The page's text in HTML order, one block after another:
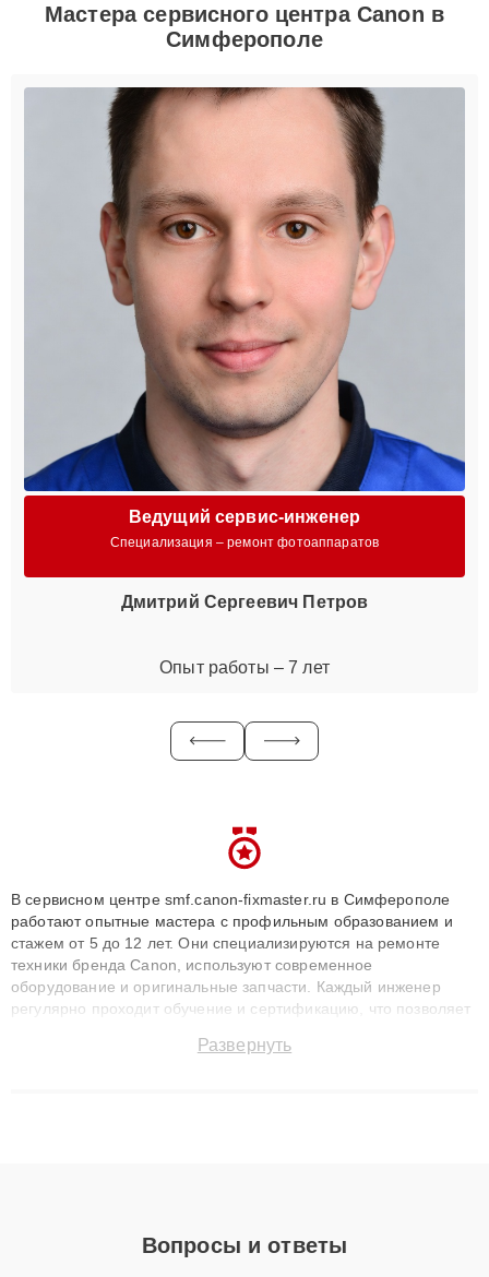
Мастера сервисного центра Canon в
Симферополе
Ведущий сервис-инженер
Специализация – ремонт фотоаппаратов
Дмитрий Сергеевич Петров
Опыт работы – 7 лет
В сервисном центре smf.canon-fixmaster.ru в Симферополе
работают опытные мастера с профильным образованием и
стажем от 5 до 12 лет. Они специализируются на ремонте
техники бренда Canon, используют современное
оборудование и оригинальные запчасти. Каждый инженер
регулярно проходит обучение и сертификацию, что позволяет
технику с сохранением гарантии до 3 лет. Наши мастера
Развернуть
Вопросы и ответы